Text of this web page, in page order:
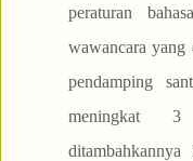
peraturan
wawancara yang
pendamping
meningkat 3